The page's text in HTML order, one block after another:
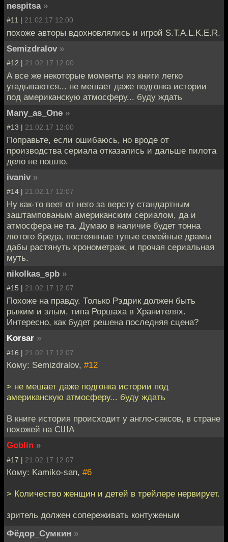
nespitsa »
#11 | 21.02.17 12:00
похоже авторы вдохновлялись и игрой S.T.A.L.K.E.R.
Semizdralov »
#12 | 21.02.17 12:00
А все же некоторые моменты из книги легко
угадываются... не мешает даже подгонка истории
под американскую атмосферу... буду ждать
Many_as_One »
#13 | 21.02.17 12:00
Поправьте, если ошибаюсь, но вроде от
производства сериала отказались и дальше пилота
дело не пошло.
ivaniv »
#14 | 21.02.17 12:07
Ну как-то веет от него за версту стандартным
заштампованым американским сериалом, да и
атмосфера не та. Думаю в наличие будет тонна
лютого бреда, постоянные тупые семейные драмы
дабы растянуть хронометраж, и прочая сериальная
муть.
nikolkas_spb »
#15 | 21.02.17 12:07
Похоже на правду. Только Рэдрик должен быть
рыжим и злым, типа Роршаха в Хранителях.
Интересно, как будет решена последняя сцена?
Korsar »
#16 | 21.02.17 12:07
Кому: Semizdralov, #12
> не мешает даже подгонка истории под
американскую атмосферу... буду ждать
В книге история происходит у англо-саксов, в стране
похожей на США
Goblin »
#17 | 21.02.17 12:07
Кому: Kamiko-san, #6
> Количество женщин и детей в трейлере нервирует.
зритель должен сопереживать контуженым
Фёдор_Сумкин »